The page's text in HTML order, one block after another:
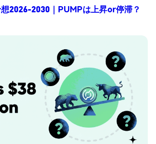
2026-2030｜PUMPは上昇or停滞？